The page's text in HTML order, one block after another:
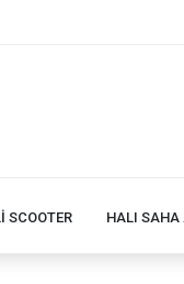
SCOOTER HALI SAHA